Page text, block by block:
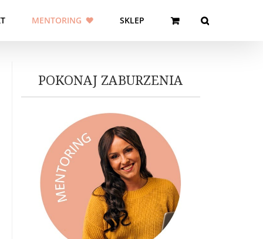
MENTORING SKLEP
POKONAJ ZABURZENIA